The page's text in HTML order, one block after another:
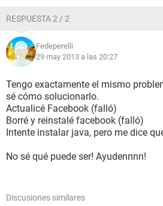
RESPUESTA 2 / 2
Fedeperelli
29 may 2013 a las 20:27
Tengo exactamente el mismo
sé cómo solucionarlo.
Actualicé Facebook (falló)
Borré y reinstalé facebook (falló)
Intente instalar java, pero me dice
No sé qué puede ser! Ayudennnn!
Discusiones similares